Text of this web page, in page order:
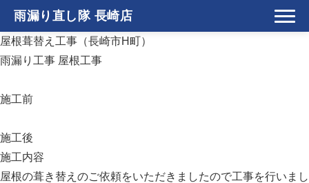
雨漏り直し隊 長崎店
屋根葺替え工事（長崎市H町）
雨漏り工事 屋根工事
施工前
施工後
施工内容
屋根の葺き替えのご依頼をいただきましたので工事を行いまし